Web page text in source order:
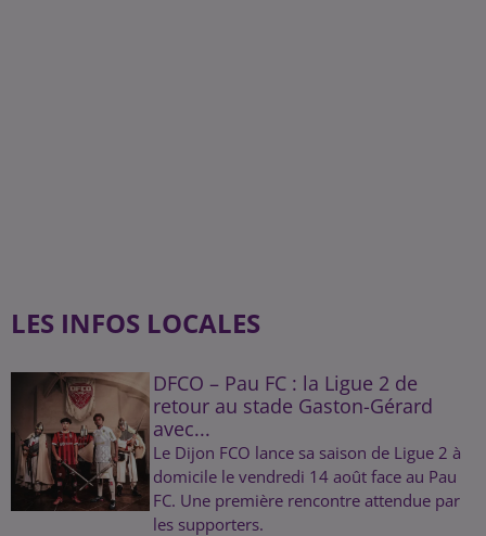
LES INFOS LOCALES
DFCO – Pau FC : la Ligue 2 de
retour au stade Gaston-Gérard
avec...
Le Dijon FCO lance sa saison de Ligue 2 à
domicile le vendredi 14 août face au Pau
FC. Une première rencontre attendue par
les supporters.